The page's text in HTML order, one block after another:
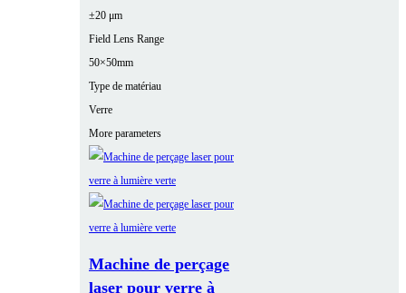
±20 μm
Field Lens Range
50×50mm
Type de matériau
Verre
More parameters
Machine de perçage
laser pour verre à